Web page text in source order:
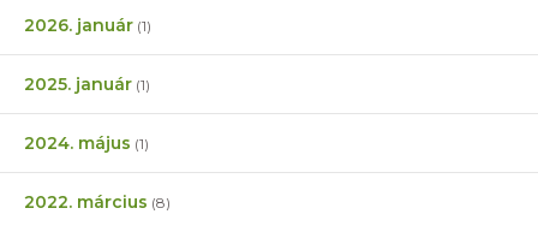
2026. január (1)
2025. január (1)
2024. május (1)
2022. március (8)